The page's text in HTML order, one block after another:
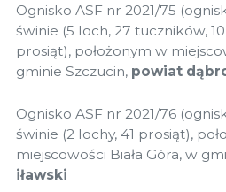
Ognisko ASF nr 2021/75
świnie (5 loch, 27 tuczników,
prosiąt), położonym w
gminie Szczucin, powiat
Ognisko ASF nr 2021/76
świnie (2 lochy, 41 prosiąt),
miejscowości Biała Góra, w
iławski